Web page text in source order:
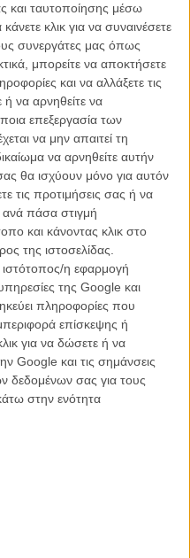
και ταυτοποίησης μέσω
κλικ για να συναινέσετε
συνεργάτες μας όπως
μπορείτε να αποκτήσετε
και να αλλάξετε τις
ή να αρνηθείτε να
επεξεργασία των
να μην απαιτεί τη
να αρνηθείτε αυτήν
θα ισχύουν μόνο για αυτόν
τις προτιμήσεις σας ή να
πάσα στιγμή
και κάνοντας κλικ στο
της ιστοσελίδας.
η εφαρμογή
της Google και
πληροφορίες που
επίσκεψης ή
για να δώσετε ή να
Google και τις σημάνσεις
δεδομένων σας για τους
στην ενότητα
τον Σταλόνε και τον
ήταν απόλυτη εγγύηση ότι η
στο βιντεοκλάμπ της
εκείνες έχουν περάσει
οι δύο action star ήταν αυτό
που διέπει το «Σχέδιο
φιλοδοξίες για τίποτα
μια δόση αγωνίας, αλλά
που θα δικαιολογούσαν
ενασχόληση του βασικού
του στην αρχή της
-με τον τρόπο που οι
να το κάνουν- αλλά γρήγορα,
στην hi tech φυλακή που
σταδιακά, η ταινία
αδιαφορίας.
να χαίρεται που φορά και